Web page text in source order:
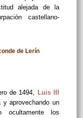
alejada de la
castellano-
de Lerín
de 1494,
Luis III
y aprovechando un
ocultamente los